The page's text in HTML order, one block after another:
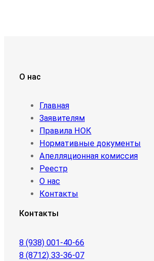
О нас
Главная
Заявителям
Правила НОК
Нормативные документы
Апелляционная комиссия
Реестр
О нас
Контакты
Контакты
8 (938) 001-40-66
8 (8712) 33-36-07